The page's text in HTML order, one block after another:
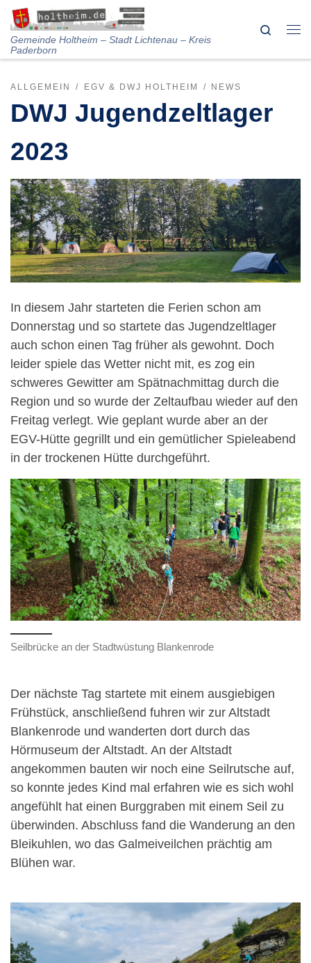
Skip to content
Gemeinde Holtheim – Stadt Lichtenau – Kreis
Paderborn
Search
ALLGEMEIN EGV & DWJ HOLTHEIM NEWS
DWJ Jugendzeltlager
2023
In diesem Jahr starteten die Ferien schon am
Donnerstag und so startete das Jugendzeltlager
auch schon einen Tag früher als gewohnt. Doch
leider spiele das Wetter nicht mit, es zog ein
schweres Gewitter am Spätnachmittag durch die
Region und so wurde der Zeltaufbau wieder auf den
Freitag verlegt. Wie geplant wurde aber an der
EGV-Hütte gegrillt und ein gemütlicher Spieleabend
in der trockenen Hütte durchgeführt.
Seilbrücke an der Stadtwüstung Blankenrode
Der nächste Tag startete mit einem ausgiebigen
Frühstück, anschließend fuhren wir zur Altstadt
Blankenrode und wanderten dort durch das
Hörmuseum der Altstadt. An der Altstadt
angekommen bauten wir noch eine Seilrutsche auf,
so konnte jedes Kind mal erfahren wie es sich wohl
angefühlt hat einen Burggraben mit einem Seil zu
überwinden. Abschluss fand die Wanderung an den
Bleikuhlen, wo das Galmeiveilchen prächtig am
Blühen war.